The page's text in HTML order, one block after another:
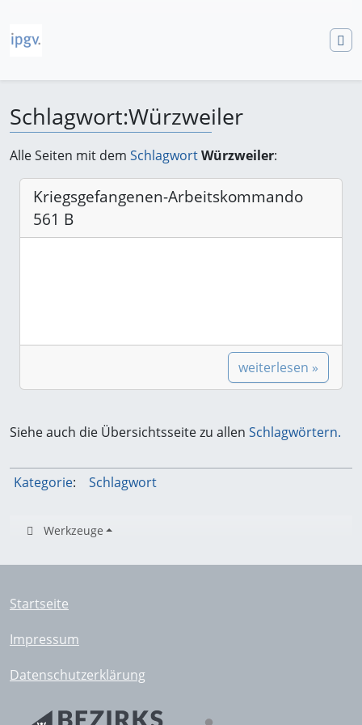
Schlagwort:Würzweiler
Wechseln zu:Navigation,Suche
Alle Seiten mit dem SchlagwortWürzweiler:
Kriegsgefangenen-Arbeitskommando
561 B
weiterlesen »
Siehe auch die Übersichtsseite zu allen Schlagwörtern.
Kategorie: Schlagwort
Werkzeuge
Startseite
Impressum
Datenschutzerklärung